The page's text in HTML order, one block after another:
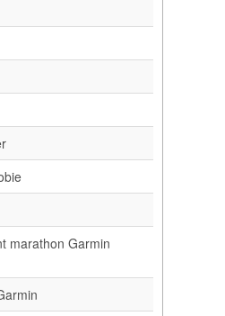
marathon Garmin